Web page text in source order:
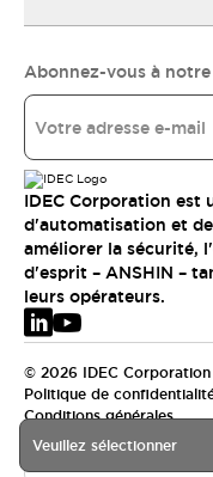
Veuillez sélectionner
Abonnez-vous à
IDEC Corporation est
d'automatisation et
améliorer la sécurité,
d'esprit – ANSHIN –
leurs opérateurs.
© 2026 IDEC Corporation
Politique de
Conditions générales
EMEA